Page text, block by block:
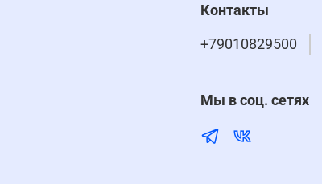
Контакты
+79010829500
Мы в соц. сетях